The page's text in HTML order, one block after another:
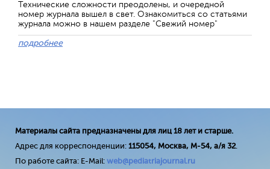
Технические сложности преодолены, и очередной
номер журнала вышел в свет. Ознакомиться со статьями
журнала можно в нашем разделе "Свежий номер"
подробнее
Материалы сайта предназначены для лиц 18 лет и старше.
Адрес для корреспонденции: 115054, Москва, М-54, а/я 32.
По работе сайта: E-Mail: web@pediatriajournal.ru